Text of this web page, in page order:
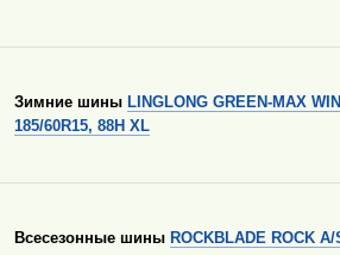
Зимние шины LINGLONG GREEN-MAX
185/60R15, 88H XL
Всесезонные шины ROCKBLADE ROCK A/